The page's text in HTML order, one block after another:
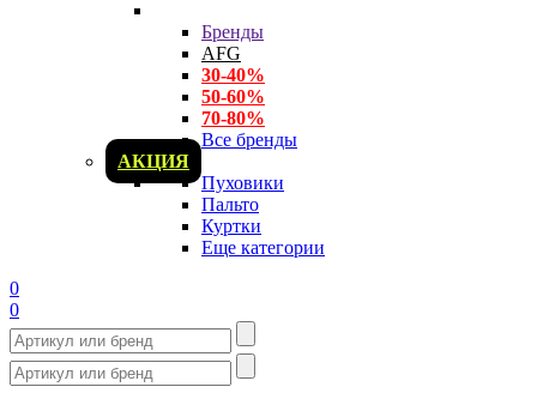
Бренды
AFG
30-40%
50-60%
70-80%
Все бренды
АКЦИЯ
Пуховики
Пальто
Куртки
Еще категории
0
0